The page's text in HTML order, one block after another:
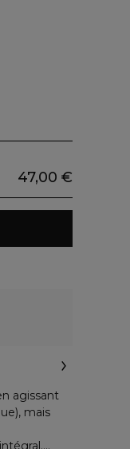
47,00 €
agissant
mais